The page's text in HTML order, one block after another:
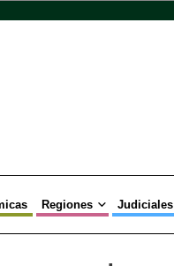
Regiones Judiciales